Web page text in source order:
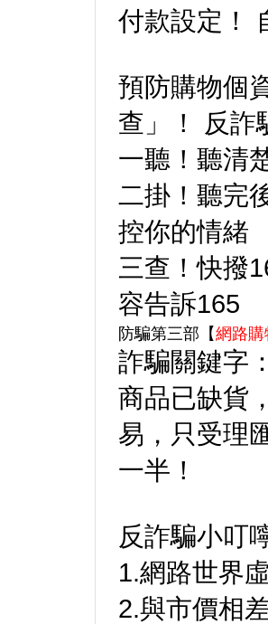
付款設定！
預防購物個
查」！ 反詐
一聽！聽清
二掛！聽完
控你的情緒
三查！快撥
容告訴165
防騙第三部【網路
詐騙關鍵字
商品已缺貨
易，只受理
一半！
反詐騙小叮
1.網路世界
2.與市價相